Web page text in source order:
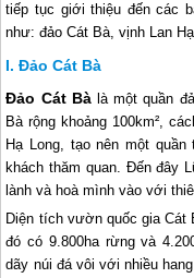
tiếp tục giới thiệu đến các
như: đảo Cát Bà, vịnh Lan
Đảo Cát Bà
Đảo Cát Bàlà một quần
Bà rộng khoảng 100km²,
Hạ Long, tạo nên một quần
khách thăm quan. Đến đây
lành và hoà mình vào với
Diện tích vườn quốc gia Cát
đó có 9.800ha rừng và
dãy núi đá vôi với nhiều